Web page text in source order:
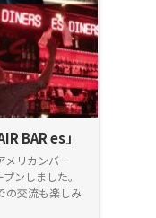
BAR es」
メリカンバー
ンしました。
の交流も楽しみ